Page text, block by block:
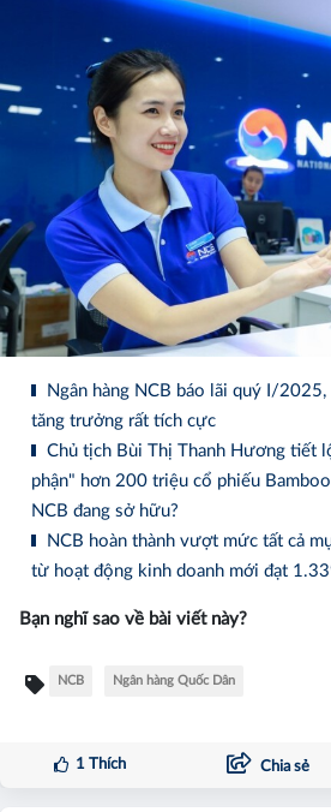
Ngân hàng NCB báo lãi quý I/
tăng trưởng rất tích cực
Chủ tịch Bùi Thị Thanh Hương tiết
phận" hơn 200 triệu cổ phiếu
NCB đang sở hữu?
NCB hoàn thành vượt mức tất cả
từ hoạt động kinh doanh mới đạt
Bạn nghĩ sao về bài viết này?
NCB Ngân hàng Quốc Dân
1Thích Chia sẻ